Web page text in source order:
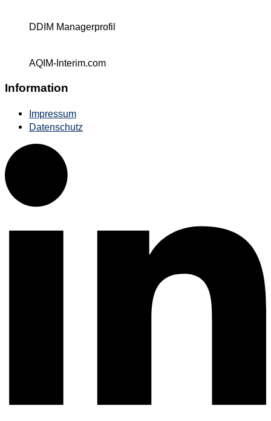
DDIM Managerprofil
AQIM-Interim.com
Information
Impressum
Datenschutz